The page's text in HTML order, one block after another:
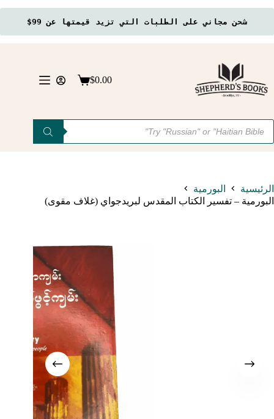
شحن مجاني على الطلبات التي تزيد قيمتها عن 99$
عربة$0.00
Products
search
الرئيسية
البورمية
البورمية – تفسير الكتاب المقدس لبريدجواي (غلاف مقوى)